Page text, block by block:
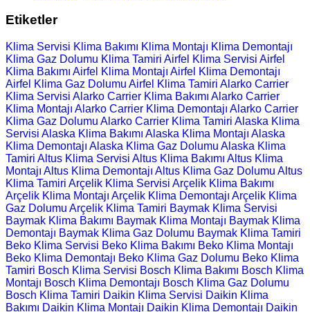
Etiketler
Klima Servisi Klima Bakımı Klima Montajı Klima Demontajı
Klima Gaz Dolumu Klima Tamiri Airfel Klima Servisi Airfel
Klima Bakımı Airfel Klima Montajı Airfel Klima Demontajı
Airfel Klima Gaz Dolumu Airfel Klima Tamiri Alarko Carrier
Klima Servisi Alarko Carrier Klima Bakımı Alarko Carrier
Klima Montajı Alarko Carrier Klima Demontajı Alarko Carrier
Klima Gaz Dolumu Alarko Carrier Klima Tamiri Alaska Klima
Servisi Alaska Klima Bakımı Alaska Klima Montajı Alaska
Klima Demontajı Alaska Klima Gaz Dolumu Alaska Klima
Tamiri Altus Klima Servisi Altus Klima Bakımı Altus Klima
Montajı Altus Klima Demontajı Altus Klima Gaz Dolumu Altus
Klima Tamiri Arçelik Klima Servisi Arçelik Klima Bakımı
Arçelik Klima Montajı Arçelik Klima Demontajı Arçelik Klima
Gaz Dolumu Arçelik Klima Tamiri Baymak Klima Servisi
Baymak Klima Bakımı Baymak Klima Montajı Baymak Klima
Demontajı Baymak Klima Gaz Dolumu Baymak Klima Tamiri
Beko Klima Servisi Beko Klima Bakımı Beko Klima Montajı
Beko Klima Demontajı Beko Klima Gaz Dolumu Beko Klima
Tamiri Bosch Klima Servisi Bosch Klima Bakımı Bosch Klima
Montajı Bosch Klima Demontajı Bosch Klima Gaz Dolumu
Bosch Klima Tamiri Daikin Klima Servisi Daikin Klima
Bakımı Daikin Klima Montajı Daikin Klima Demontajı Daikin